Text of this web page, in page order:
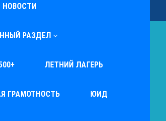
НОВОСТИ
РАЗДЕЛ
ЛЕТНИЙ ЛАГЕРЬ
ГРАМОТНОСТЬ ЮИД